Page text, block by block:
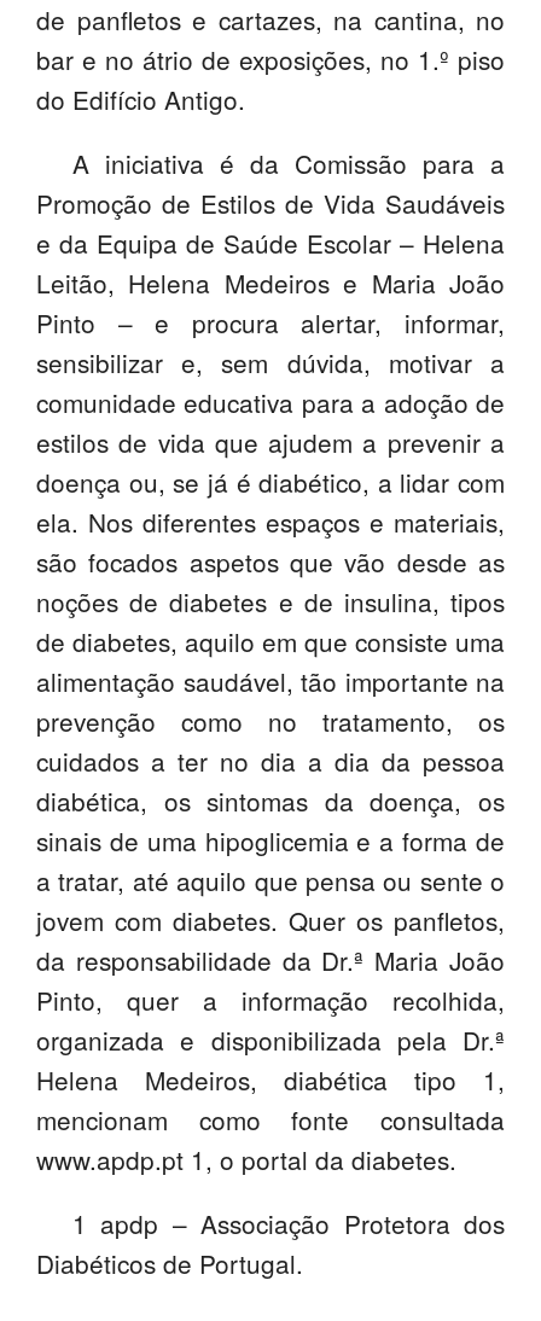
@esaq.erasmus
ALUNOS
PROFESSORES
de panfletos e cartazes, na cantina, no
bar e no átrio de exposições, no 1.º piso
do Edifício Antigo.
A iniciativa é da Comissão para a
Promoção de Estilos de Vida Saudáveis
e da Equipa de Saúde Escolar – Helena
Leitão, Helena Medeiros e Maria João
Pinto – e procura alertar, informar,
sensibilizar e, sem dúvida, motivar a
comunidade educativa para a adoção de
estilos de vida que ajudem a prevenir a
doença ou, se já é diabético, a lidar com
ela. Nos diferentes espaços e materiais,
são focados aspetos que vão desde as
noções de diabetes e de insulina, tipos
de diabetes, aquilo em que consiste uma
alimentação saudável, tão importante na
prevenção como no tratamento, os
cuidados a ter no dia a dia da pessoa
diabética, os sintomas da doença, os
sinais de uma hipoglicemia e a forma de
a tratar, até aquilo que pensa ou sente o
jovem com diabetes. Quer os panfletos,
da responsabilidade da Dr.ª Maria João
Pinto, quer a informação recolhida,
organizada e disponibilizada pela Dr.ª
Helena Medeiros, diabética tipo 1,
mencionam como fonte consultada
www.apdp.pt 1, o portal da diabetes.
1 apdp – Associação Protetora dos
Diabéticos de Portugal.